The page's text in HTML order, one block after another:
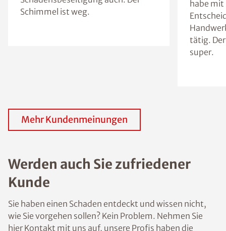
Schimmel ist weg.
habe
tätig.
super.
Mehr Kundenmeinungen
Werden auch Sie zufriedener
Kunde
Sie haben einen Schaden entdeckt und wissen nicht,
wie Sie vorgehen sollen? Kein Problem. Nehmen Sie
hier Kontakt mit uns auf, unsere Profis haben die